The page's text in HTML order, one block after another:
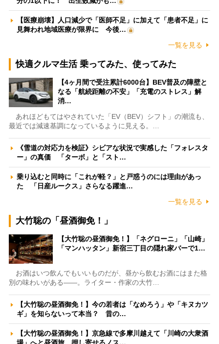
【医療崩壊】人口減少で「医師不足」に加えて「患者不足」に
見舞われ地域医療が限界に 今後…
一覧を見る
快適クルマ生活 乗ってみた、使ってみた
【4ヶ月間で受注累計6000台】BEV普及の障壁と
なる「航続距離の不安」「充電のストレス」解
消…
あれほどもてはやされていた「EV（BEV）シフト」の潮流も、
最近では減速基調になっているように見える。…
《雪道の対応力を検証》シビアな状況で実感した「フォレスタ
ー」の真価 「ターボ」と「スト…
乗り込むと同時に「これが軽？」と戸惑うのには理由があっ
た 「日産ルークス」さらなる躍進…
一覧を見る
大竹聡の「昼酒御免！」
【大竹聡の昼酒御免！】「ネグローニ」「山崎」
「マンハッタン」新宿三丁目の隠れ家バーで1…
お酒はいつ飲んでもいいものだが、昼から飲むお酒にはまた格
別の味わいがある――。ライター・作家の大竹…
【大竹聡の昼酒御免！】今の若者は「なめろう」や「キヌカツ
ギ」を知らないって本当？ 昔の…
【大竹聡の昼酒御免！】京急線で多摩川越えて「川崎の大衆酒